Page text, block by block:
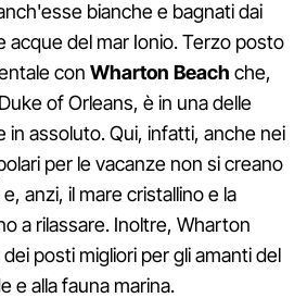
bianche e bagnati dai
acque del mar Ionio. Terzo posto
con Wharton Beach che,
of Orleans, è in una delle
in assoluto. Qui, infatti, anche nei
per le vacanze non si creano
anzi, il mare cristallino e la
a rilassare. Inoltre, Wharton
posti migliori per gli amanti del
e alla fauna marina.